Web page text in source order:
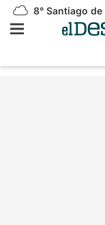
8° Santiago de